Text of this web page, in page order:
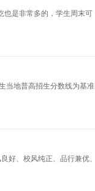
也是非常多的，学生周末可
当地普高招生分数线为基准
好、校风纯正、品行兼优、